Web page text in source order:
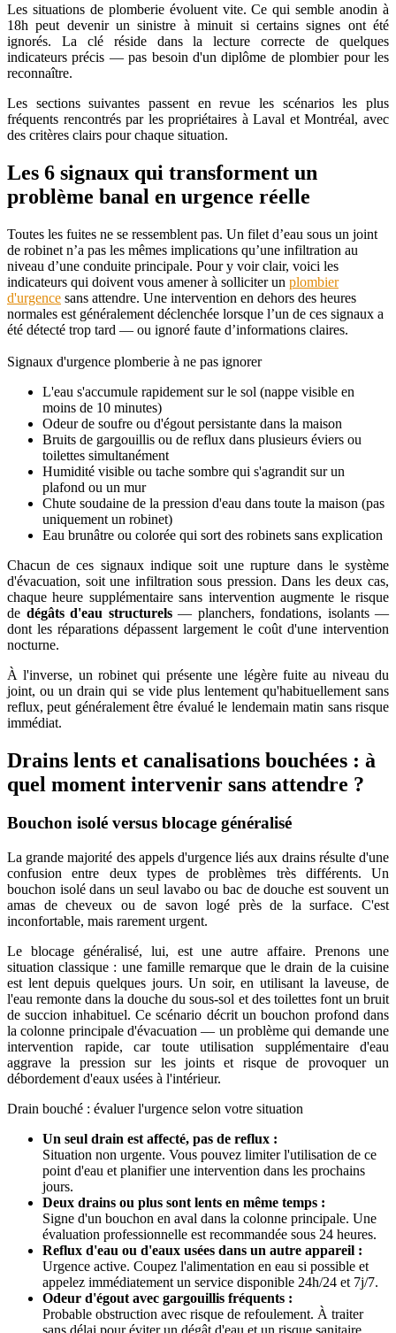
Les situations de plomberie évoluent vite. Ce qui semble anodin à
18h peut devenir un sinistre à minuit si certains signes ont été
ignorés. La clé réside dans la lecture correcte de quelques
indicateurs précis — pas besoin d'un diplôme de plombier pour les
reconnaître.
Les sections suivantes passent en revue les scénarios les plus
fréquents rencontrés par les propriétaires àLaval etMontréal, avec
des critères clairs pour chaque situation.
Les 6 signaux qui transforment un
problème banal en urgence réelle
Toutes les fuites ne se ressemblent pas. Un filet d’eau sous un joint
de robinet n’a pas les mêmes implications qu’une infiltration au
niveau d’une conduite principale. Pour y voir clair, voici les
indicateurs qui doivent vous amener à solliciter un plombier
d'urgence sans attendre. Une intervention en dehors des heures
normales est généralement déclenchée lorsque l’un de ces signaux a
été détecté trop tard — ou ignoré faute d’informations claires.
Signaux d'urgence plomberie à ne pas ignorer
L'eau s'accumule rapidement sur le sol (nappe visible en
moins de 10 minutes)
Odeur de soufre ou d'égout persistante dans la maison
Bruits de gargouillis ou de reflux dans plusieurs éviers ou
toilettes simultanément
Humidité visible ou tache sombre qui s'agrandit sur un
plafond ou un mur
Chute soudaine de la pression d'eau dans toute la maison (pas
uniquement un robinet)
Eau brunâtre ou colorée qui sort des robinets sans explication
Chacun de ces signaux indique soit une rupture dans le système
d'évacuation, soit une infiltration sous pression. Dans les deux cas,
chaque heure supplémentaire sans intervention augmente le risque
de dégâts d'eau structurels— planchers, fondations, isolants —
dont les réparations dépassent largement le coût d'une intervention
nocturne.
À l'inverse, un robinet qui présente une légère fuite au niveau du
joint, ou un drain qui se vide plus lentement qu'habituellement sans
reflux, peut généralement être évalué le lendemain matin sans risque
immédiat.
Drains lents et canalisations bouchées : à
quel moment intervenir sans attendre ?
Bouchon isolé versus blocage généralisé
La grande majorité des appels d'urgence liés aux drains résulte d'une
confusion entre deux types de problèmes très différents. Un
bouchon isolé dans un seul lavabo ou bac de douche est souvent un
amas de cheveux ou de savon logé près de la surface. C'est
inconfortable, mais rarement urgent.
Le blocage généralisé, lui, est une autre affaire. Prenons une
situation classique : une famille remarque que le drain de la cuisine
est lent depuis quelques jours. Un soir, en utilisant la laveuse, de
l'eau remonte dans la douche du sous-sol et des toilettes font un bruit
de succion inhabituel. Ce scénario décrit un bouchon profond dans
la colonne principale d'évacuation — un problème qui demande une
intervention rapide, car toute utilisation supplémentaire d'eau
aggrave la pression sur les joints et risque de provoquer un
débordement d'eaux usées à l'intérieur.
Drain bouché : évaluer l'urgence selon votre situation
Un seul drain est affecté, pas de reflux :
Situation non urgente. Vous pouvez limiter l'utilisation de ce
point d'eau et planifier une intervention dans les prochains
jours.
Deux drains ou plus sont lents en même temps :
Signe d'un bouchon en aval dans la colonne principale. Une
évaluation professionnelle est recommandée sous 24 heures.
Reflux d'eau ou d'eaux usées dans un autre appareil :
Urgence active. Coupez l'alimentation en eau si possible et
appelez immédiatement un service disponible 24h/24 et 7j/7.
Odeur d'égout avec gargouillis fréquents :
Probable obstruction avec risque de refoulement. À traiter